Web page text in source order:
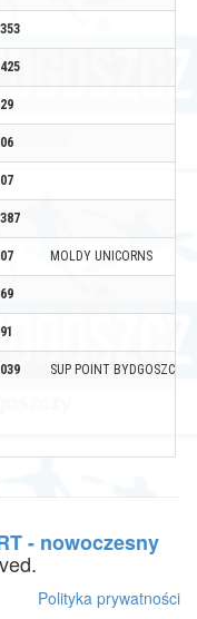
MOLDY UNICORNS
SUP POINT BYDGOSZCZ
- nowoczesny
Polityka prywatności